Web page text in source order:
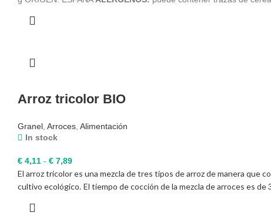
Arroz tricolor BIO
Granel Arroces Alimentación
In stock
€ 4,11 - € 7,89Rango
de
precios:
El arroz tricolor es una mezcla de tres tipos de arroz de manera que
cultivo ecológico. El tiempo de cocción de la mezcla de arroces es de